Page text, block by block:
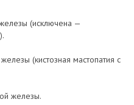
(исключена —
(кистозная мастопатия с
железы.